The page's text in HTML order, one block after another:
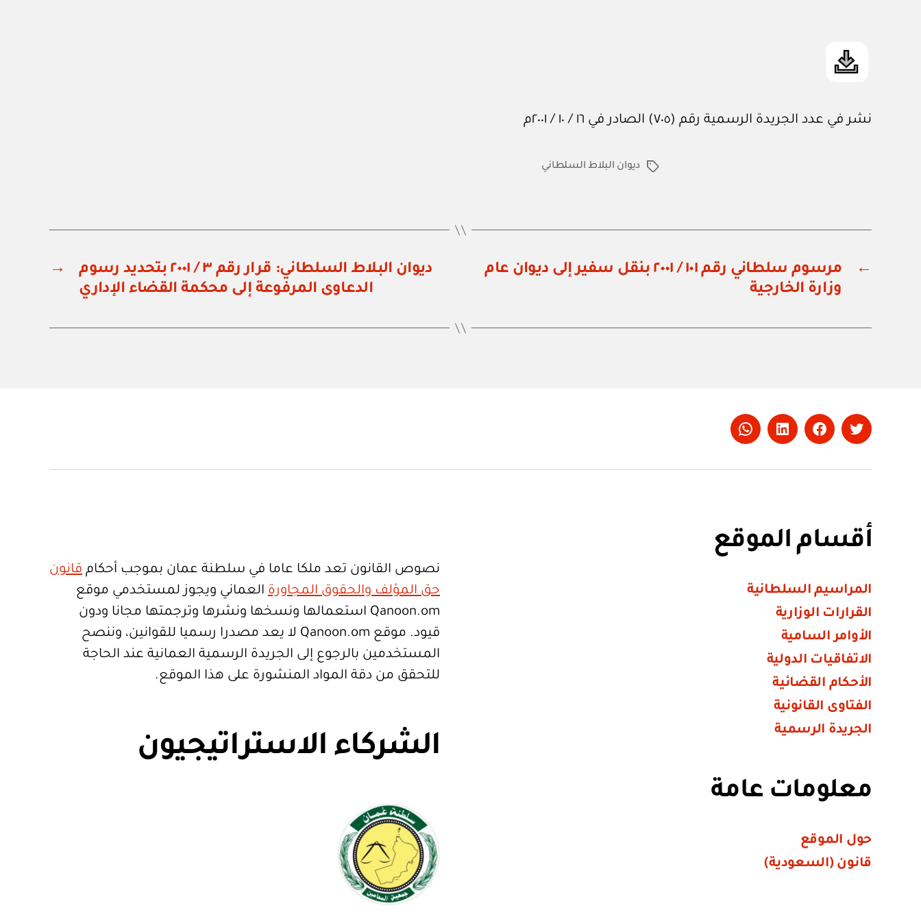
نشر في عدد الجريدة الرسمية رقم (٧٠٥) الصادر في ١٦ / ١٠ / ٢٠٠١م
الوسومديوان البلاط السلطاني
←
مرسوم سلطاني رقم ١٠١ / ٢٠٠١ بنقل سفير إلى ديوان عام
وزارة الخارجية
→
ديوان البلاط السلطاني: قرار رقم ٣ / ٢٠٠١ بتحديد رسوم
الدعاوى المرفوعة إلى محكمة القضاء الإداري
Twitter
Facebook
LinkedIn
Whatsapp
أقسام الموقع
المراسيم السلطانية
القرارات الوزارية
الأوامر السامية
الاتفاقيات الدولية
الأحكام القضائية
الفتاوى القانونية
الجريدة الرسمية
معلومات عامة
حول الموقع
قانون (السعودية)
نصوص القانون تعد ملكا عاما في سلطنة عمان بموجب أحكام قانون
حق المؤلف والحقوق المجاورة العماني ويجوز لمستخدمي موقع
Qanoon.om استعمالها ونسخها ونشرها وترجمتها مجانا ودون
قيود. موقع Qanoon.om لا يعد مصدرا رسميا للقوانين، وننصح
المستخدمين بالرجوع إلى الجريدة الرسمية العمانية عند الحاجة
للتحقق من دقة المواد المنشورة على هذا الموقع.
الشركاء الاستراتيجيون